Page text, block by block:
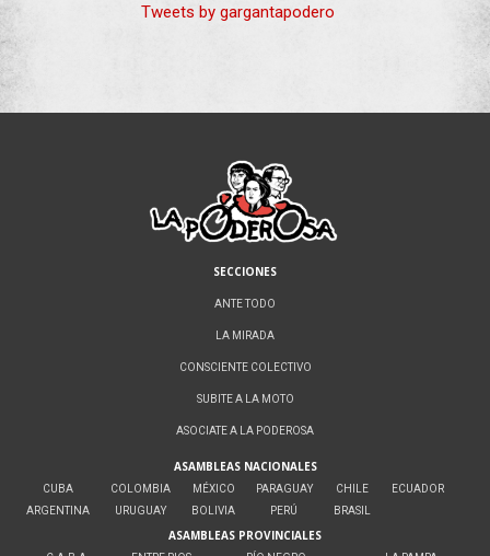
Tweets by gargantapodero
SECCIONES
ANTE TODO
LA MIRADA
CONSCIENTE COLECTIVO
SUBITE A LA MOTO
ASOCIATE A LA PODEROSA
ASAMBLEAS NACIONALES
CUBA
ARGENTINA
COLOMBIA
URUGUAY
MÉXICO
BOLIVIA
PARAGUAY
PERÚ
CHILE
BRASIL
ECUADOR
ASAMBLEAS PROVINCIALES